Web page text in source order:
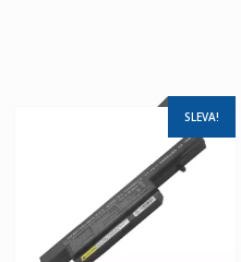
SLEVA!